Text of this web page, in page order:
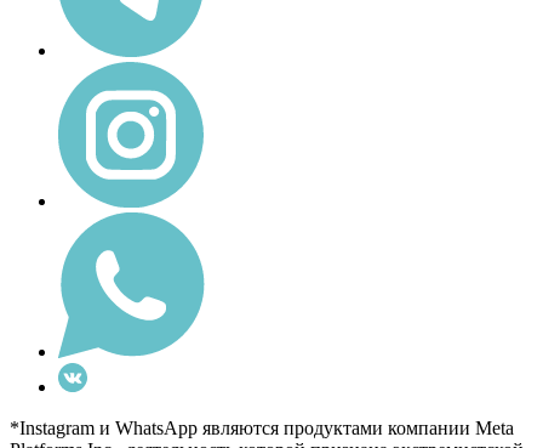
*Instagram и WhatsApp являются продуктами компании Meta